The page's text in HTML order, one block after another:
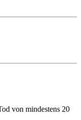
von mindestens 20